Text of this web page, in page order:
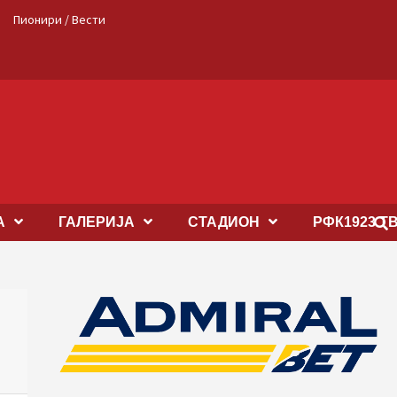
Пионири / Вести
ГАЛЕРИЈА СТАДИОН РФК1923